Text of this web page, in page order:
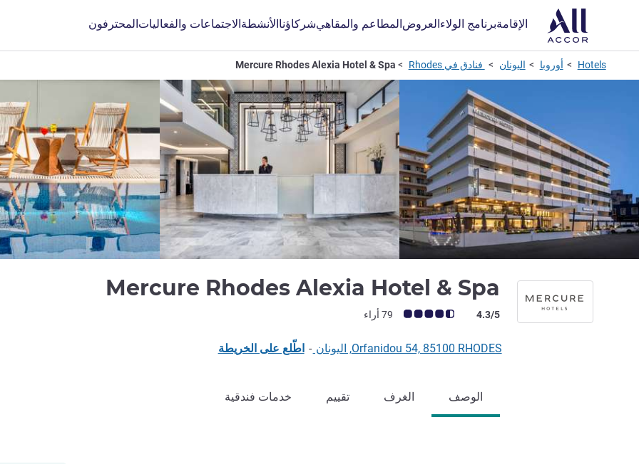
الإقامةبرنامج الولاءالعروضالمطاعم والمقاهيشركاؤناالأنشطةالاجتماعات والفعالياتالمحترفون
Hotels أوروبا اليونان فنادق في Rhodes Mercure Rhodes Alexia Hotel & Spa
Mercure Rhodes Alexia Hotel & Spa
ملاحظة أراء العملاء (رأي ALL)
4.3/5 79 أراء
Orfanidou 54, 85100 RHODES, اليونان - اطّلع على الخريطة
الوصف الغرف تقييم خدمات فندقية